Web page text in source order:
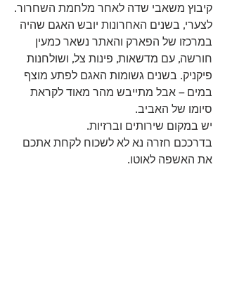
קיבוץ משאבי שדה לאחר מלחמת השחרור.
לצערי, בשנים האחרונות יובש האגם שהיה
במרכזו של הפארק והאתר נשאר כמעין
חורשה, עם מדשאות, פינות צל, ושולחנות
פיקניק. בשנים גשומות האגם לפתע מוצף
במים – אבל מתייבש מהר מאוד לקראת
סיומו של האביב.
יש במקום שירותים וברזיות.
בדרככם חזרה נא לא לשכוח לקחת אתכם
את האשפה לאוטו.